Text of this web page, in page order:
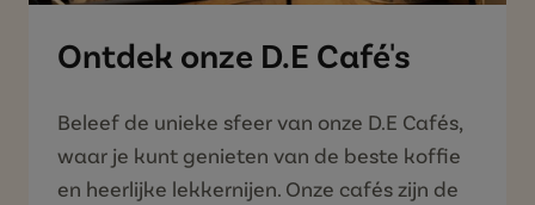
Ontdek onze D.E Café's
Beleef de unieke sfeer van onze D.E Cafés,
waar je kunt genieten van de beste koffie
en heerlijke lekkernijen. Onze cafés zijn de